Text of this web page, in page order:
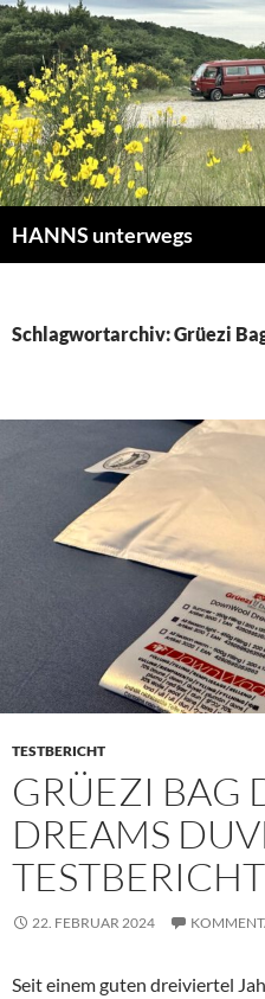
Zum
Inhalt
springen
HANNS unterwegs
Schlagwortarchiv: Grüezi
TESTBERICHT
GRÜEZI BAG
DREAMS
TESTBERICHT
22. FEBRUAR 2024
Seit einem guten dreiviertel